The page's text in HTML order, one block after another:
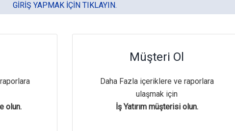
GIRIŞ YAPMAK IÇIN TIKLAYIN.
olun.
Müşteri Ol
Daha Fazla içeriklere ve raporlara
ulaşmak için
İş Yatırım müşterisi olun.